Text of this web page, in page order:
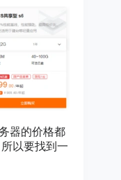
器的价格都
以要找到一